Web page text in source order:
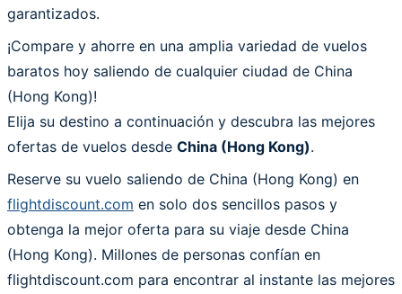
garantizados.
¡Compare y ahorre en una amplia variedad de vuelos
baratos hoy saliendo de cualquier ciudad de China
(Hong Kong)!
Elija su destino a continuación y descubra las mejores
ofertas de vuelos desde China (Hong Kong).
Reserve su vuelo saliendo de China (Hong Kong) en
flightdiscount.com en solo dos sencillos pasos y
obtenga la mejor oferta para su viaje desde China
(Hong Kong). Millones de personas confían en
flightdiscount.com para encontrar al instante las mejores